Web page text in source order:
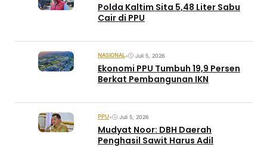
Polda Kaltim Sita 5,48 Liter Sabu
Cair di PPU
NASIONAL• Juli 5, 2026
Ekonomi PPU Tumbuh 19,9 Persen
Berkat Pembangunan IKN
PPU• Juli 5, 2026
Mudyat Noor: DBH Daerah
Penghasil Sawit Harus Adil